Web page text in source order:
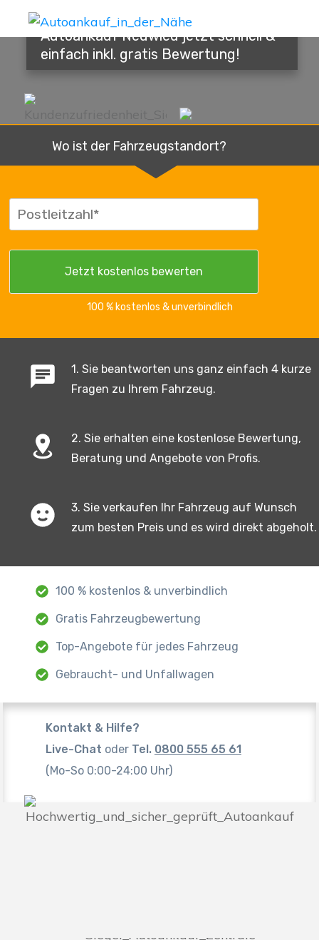
Autoankauf Neuwied jetzt schnell &
einfach inkl. gratis Bewertung!
Wo ist der Fahrzeugstandort?
100 % kostenlos & unverbindlich
1. Sie beantworten uns ganz einfach 4 kurze
Fragen zu Ihrem Fahrzeug.
2. Sie erhalten eine kostenlose Bewertung,
Beratung und Angebote von Profis.
3. Sie verkaufen Ihr Fahrzeug auf Wunsch
zum besten Preis und es wird direkt abgeholt.
100 % kostenlos & unverbindlich
Gratis Fahrzeugbewertung
Top-Angebote für jedes Fahrzeug
Gebraucht- und Unfallwagen
Kontakt & Hilfe?
Live-Chat oderTel. 0800 555 65 61
(Mo-So 0:00-24:00 Uhr)